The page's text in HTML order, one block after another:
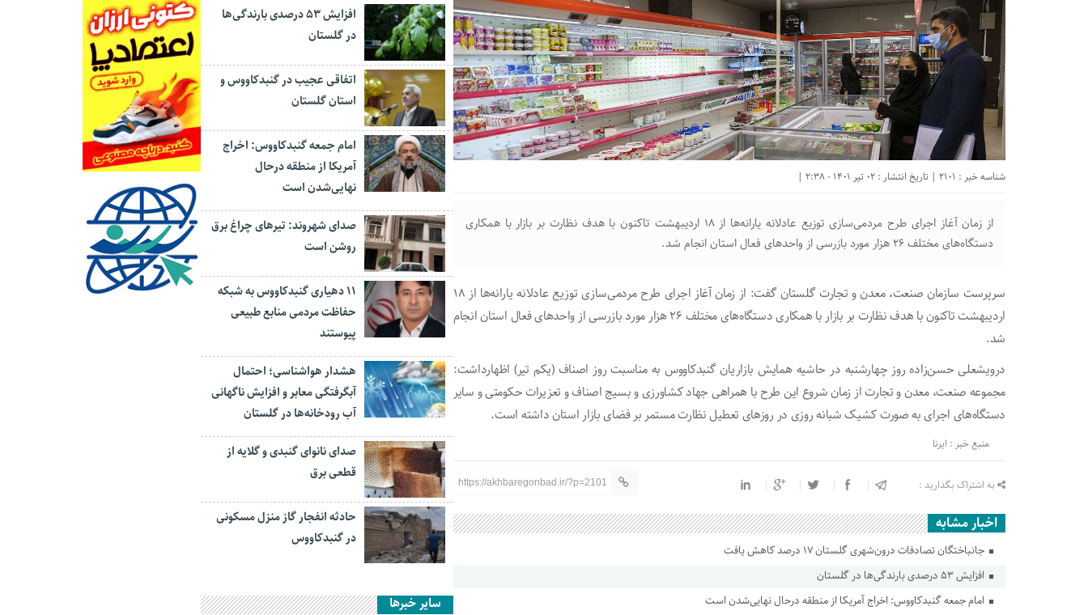
شناسه خبر : 2101 | تاریخ انتشار : 02 تیر 1401 - 2:38 |
از زمان آغاز اجرای طرح مردمی‌سازی توزیع عادلانه یارانه‌ها از ۱۸ اردیبهشت تاکنون با هدف نظارت بر بازار با همکاری
دستگاه‌های مختلف ۲۶ هزار مورد بازرسی از واحدهای فعال استان انجام شد.
سرپرست سازمان صنعت، معدن و تجارت گلستان گفت: از زمان آغاز اجرای طرح مردمی‌سازی توزیع عادلانه یارانه‌ها از ۱۸
اردیبهشت تاکنون با هدف نظارت بر بازار با همکاری دستگاه‌های مختلف ۲۶ هزار مورد بازرسی از واحدهای فعال استان انجام
شد.
درویشعلی حسن‌زاده روز چهارشنبه در حاشیه همایش بازاریان گنبدکاووس به مناسبت روز اصناف (یکم تیر) اظهارداشت:
مجموعه صنعت، معدن و تجارت از زمان شروع این طرح با همراهی جهاد کشاورزی و بسیج اصناف و تعزیرات حکومتی و سایر
دستگاه‌های اجرای به صورت کشیک شبانه روزی در روزهای تعطیل نظارت مستمر بر فضای بازار استان داشته است.
منبع خبر : ایرنا
به اشتراک بگذارید : https://akhbaregonbad.ir/?p=2101
اخبار مشابه
جانباختگان تصادفات درون‌شهری گلستان ۱۷ درصد کاهش یافت
افزایش ۵۳ درصدی بارندگی‌ها در گلستان
امام جمعه گنبدکاووس: اخراج آمریکا از منطقه درحال نهایی‌شدن است
افزایش ۵۳ درصدی بارندگی‌ها
در گلستان
اتفاقی عجیب در‌ گنبدکاووس و
استان گلستان
امام جمعه گنبدکاووس: اخراج
آمریکا از منطقه درحال
نهایی‌شدن است
صدای شهروند: تیرهای چراغ برق
روشن است
۱۱ دهیاری گنبدکاووس به شبکه
حفاظت مردمی منابع طبیعی
پیوستند
هشدار هواشناسی؛ احتمال
آبگرفتگی معابر و افزایش ناگهانی
آب رودخانه‌ها در گلستان
صدای نانوای گنبدی و گلایه از
قطعی برق
حادثه انفجار گاز منزل مسکونی
در گنبدکاووس
سایر خبرها